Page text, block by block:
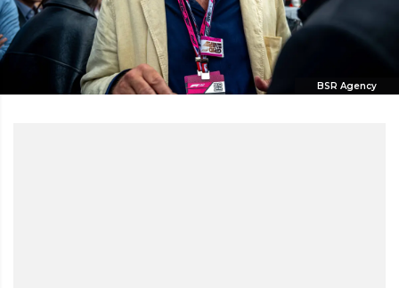
BSR Agency